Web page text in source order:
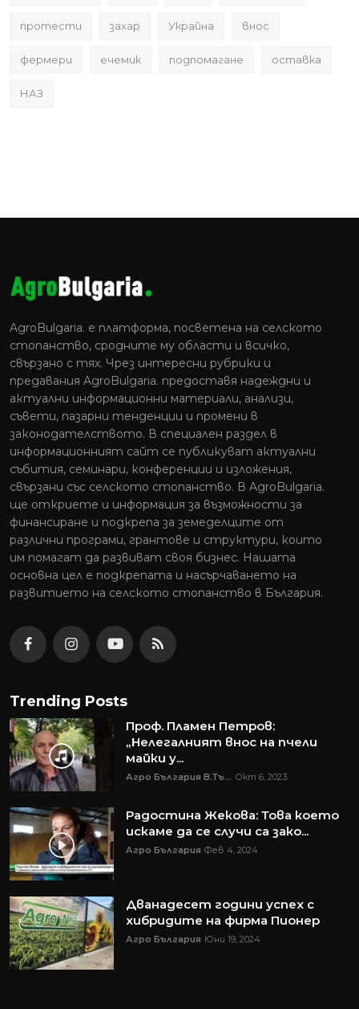
протести захар Украйна внос
фермери ечемик подпомагане оставка
НАЗ
AgroBulgaria. e платформа, посветена на селското
стопанство, сродните му области и всичко,
свързано с тях. Чрез интересни рубрики и
предавания AgroBulgaria. предоставя надеждни и
актуални информационни материали, анализи,
съвети, пазарни тенденции и промени в
законодателството. В специален раздел в
информационният сайт се публикуват актуални
събития, семинари, конференции и изложения,
свързани със селското стопанство. В AgroBulgaria.
ще откриете и информация за възможности за
финансиране и подкрепа за земеделците от
различни програми, грантове и структури, които
им помагат да развиват своя бизнес. Нашата
основна цел е подкрепата и насърчаването на
развитието на селското стопанство в България.
Trending Posts
Проф. Пламен Петров:
„Нелегалният внос на пчели
майки у...
Агро България В.Тъ... Окт 6, 2023
Радостина Жекова: Това което
искаме да се случи са зако...
Агро България Фев 4, 2024
Дванадесет години успех с
хибридите на фирма Пионер
Агро България Юни 19, 2024